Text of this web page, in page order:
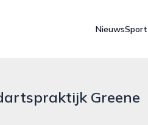
NieuwsSport
Greene